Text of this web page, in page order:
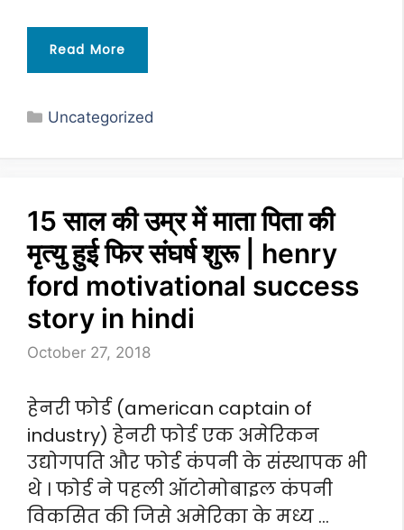
Read More
Categories
Uncategorized
15 साल की उम्र में माता पिता की
मृत्यु हुई फिर संघर्ष शुरू | henry
ford motivational success
story in hindi
October 27, 2018
हेनरी फोर्ड (american captain of
industry) हेनरी फोर्ड एक अमेरिकन
उद्योगपति और फोर्ड कंपनी के संस्थापक भी
थे । फोर्ड ने पहली ऑटोमोबाइल कंपनी
विकसित की जिसे अमेरिका के मध्य …